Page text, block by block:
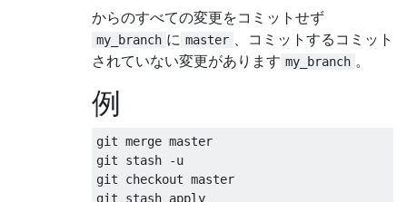
からのすべての変更をコミットせず
my_branch に master
、コミットするコミット
されていない変更があります my_branch 。
例
git merge master
git stash -u
git checkout master
git stash apply